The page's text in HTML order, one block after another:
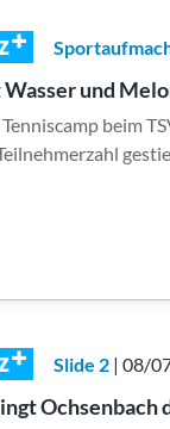
und
Tenniscamp beim
Slide 2 | 08/
Ochsenbach